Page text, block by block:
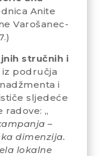
Anite
Varošanec-
stručnih i
iz područja
i
sljedeće
radove: „
–
dimenzija.
lokalne